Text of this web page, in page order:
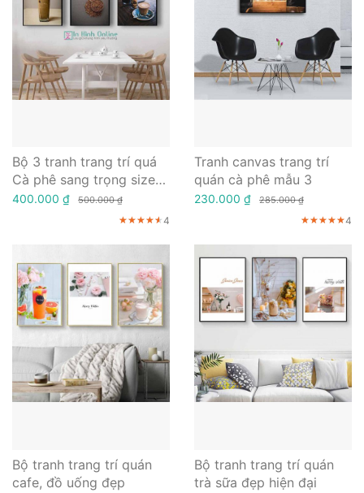
Bộ 3 tranh trang trí quá
Cà phê sang trọng size
30- 60cm
400.000 ₫ 500.000 ₫
★★★★★
★★★★★
★★★★★4
Tranh canvas trang trí
quán cà phê mẫu 3
230.000 ₫ 285.000 ₫
★★★★★
★★★★★
★★★★★4
Bộ tranh trang trí quán
cafe, đồ uống đẹp
Bộ tranh trang trí quán
trà sữa đẹp hiện đại